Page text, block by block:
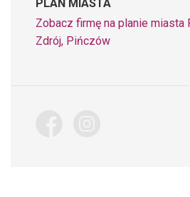
PLAN MIASTA
Zobacz firmę na planie miasta
Zdrój, Pińczów